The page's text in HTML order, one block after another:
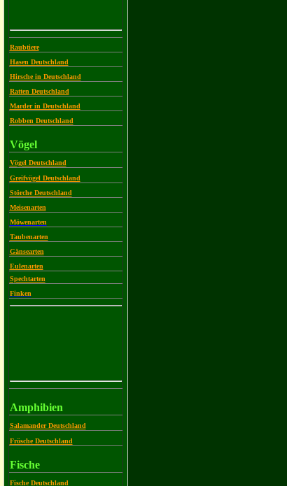
Raubtiere
Hasen Deutschland
Hirsche in Deutschland
Ratten Deutschland
Marder in Deutschland
Robben Deutschland
Vögel
Vögel Deutschland
Greifvögel Deutschland
Störche Deutschland
Meisenarten
Möwenarten
Taubenarten
Gänsearten
Eulenarten
Spechtarten
Finken
Amphibien
Salamander Deutschland
Frösche Deutschland
Fische
Fische Deutschland